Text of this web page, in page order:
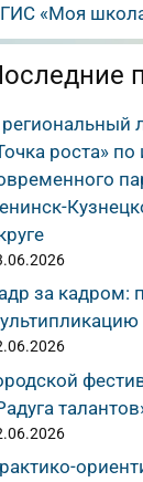
«Моя
роста»
за кадром: